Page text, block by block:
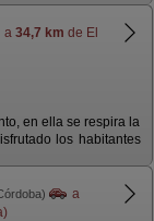
a 34,7 km de El
en ella se respira la
los habitantes
a